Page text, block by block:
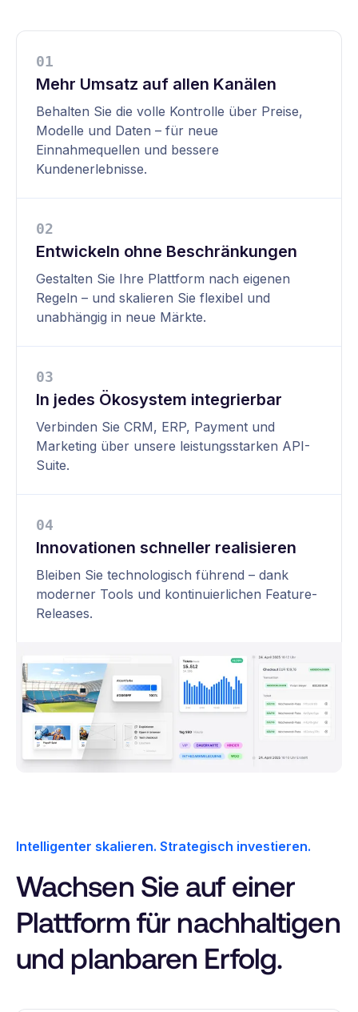
01
Mehr Umsatz auf allen Kanälen
Behalten Sie die volle Kontrolle über Preise,
Modelle und Daten – für neue
Einnahmequellen und bessere
Kundenerlebnisse.
02
Entwickeln ohne Beschränkungen
Gestalten Sie Ihre Plattform nach eigenen
Regeln – und skalieren Sie flexibel und
unabhängig in neue Märkte.
03
In jedes Ökosystem integrierbar
Verbinden Sie CRM, ERP, Payment und
Marketing über unsere leistungsstarken API-
Suite.
04
Innovationen schneller realisieren
Bleiben Sie technologisch führend – dank
moderner Tools und kontinuierlichen Feature-
Releases.
Intelligenter skalieren. Strategisch investieren.
Wachsen Sie auf einer
Plattform für nachhaltigen
und planbaren Erfolg.